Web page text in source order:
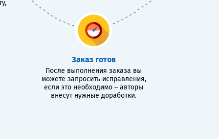
Заказ готов
После выполнения заказа вы
можете запросить исправления,
если это необходимо – авторы
внесут нужные доработки.